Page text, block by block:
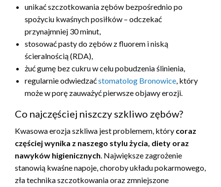
unikać szczotkowania zębów bezpośrednio po
spożyciu kwaśnych posiłków – odczekać
przynajmniej 30 minut,
stosować pasty do zębów z fluorem i niską
ścieralnością (RDA),
żuć gumę bez cukru w celu pobudzenia ślinienia,
regularnie odwiedzaćstomatolog Bronowice, który
może w porę zauważyć pierwsze objawy erozji.
Co najczęściej niszczy szkliwo zębów?
Kwasowa erozja szkliwa jest problemem, który coraz
częściej wynika z naszego stylu życia, diety oraz
nawyków higienicznych. Największe zagrożenie
stanowią kwaśne napoje, choroby układu pokarmowego,
zła technika szczotkowania oraz zmniejszone